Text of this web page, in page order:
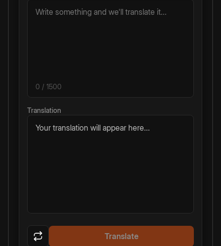
0 / 1500
Translation
Your translation will appear here...
Translate